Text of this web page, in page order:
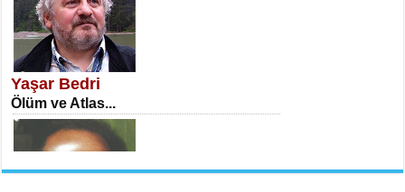
İSA KARATEPE
Ekranlar Arasında Kaybolan İnsan...
Yaşar Bedri
Ölüm ve Atlas...